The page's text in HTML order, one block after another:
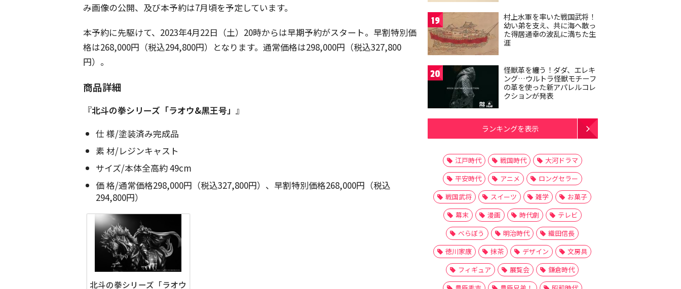
み画像の公開、及び本予約は7月頃を予定しています。
本予約に先駆けて、2023年4月22日（土）20時からは早期予約がスタート。早割特別価
格は268,000円（税込294,800円）となります。通常価格は298,000円（税込327,800
円）。
商品詳細
『北斗の拳シリーズ「ラオウ&黒王号」 』
仕 様/塗装済み完成品
素 材/レジンキャスト
サイズ/本体全高約 49cm
価 格/通常価格298,000円（税込327,800円）、早割特別価格268,000円（税込
294,800円）
北斗の拳シリーズ「ラオウ
19
村上水軍を率いた戦国武将！
幼い弟を支え、共に海へ散っ
た得居通幸の波乱に満ちた生
涯
20
怪獣革を纏う！ダダ、エレキ
ング…ウルトラ怪獣モチーフ
の革を使った新アパレルコレ
クションが発表
ランキングを表示
江戸時代 戦国時代
大河ドラマ
平安時代
アニメ
ロングセラー
戦国武将
スイーツ 雑学
お菓子
幕末
漫画 時代劇
テレビ
べらぼう
明治時代
織田信長
徳川家康
抹茶 デザイン
文房具
フィギュア
展覧会
鎌倉時代